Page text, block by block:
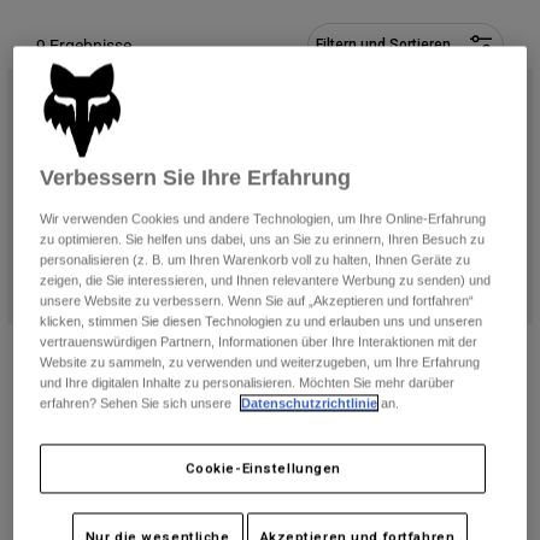
Kurze Hosen
Jacken
Handschuhe
Protektoren
Brillen
Socken
Ersatzteile
Handschuhe
Brillen
Socken
Taschen & Zubehör
Hemden
Alle anzeigen
Damen
T-Shirts & Tops
Hoodies und Pullover
Jacken
Hosen
Shirts
Kinder
Brillen
Socken
Alle anzeigen
Moto
Helme
Jerseys
Hosen
Stiefel
Brillen
9 Ergebnisse Filtern und Sortieren
Kapuzenpullover Legacy Jugend
€ 49,99
Kapuzenpullover Absolute Jugend
Price reduced from
€ 49,99to € 34,99
Product swatch type of Schwarz.
Verbessern Sie Ihre Erfahrung
Wir verwenden Cookies und andere Technologien, um Ihre Online-Erfahrung
zu optimieren. Sie helfen uns dabei, uns an Sie zu erinnern, Ihren Besuch zu
personalisieren (z. B. um Ihren Warenkorb voll zu halten, Ihnen Geräte zu
zeigen, die Sie interessieren, und Ihnen relevantere Werbung zu senden) und
unsere Website zu verbessern. Wenn Sie auf „Akzeptieren und fortfahren“
klicken, stimmen Sie diesen Technologien zu und erlauben uns und unseren
vertrauenswürdigen Partnern, Informationen über Ihre Interaktionen mit der
Website zu sammeln, zu verwenden und weiterzugeben, um Ihre Erfahrung
und Ihre digitalen Inhalte zu personalisieren. Möchten Sie mehr darüber
erfahren? Sehen Sie sich unsere
Datenschutzrichtlinie an.
Cookie-Einstellungen